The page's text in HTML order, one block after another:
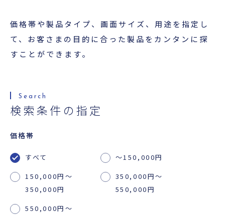
お問い合わせ
ニュース
超音波科学館
価格帯や製品タイプ、画面サイズ、用途を指定し
て、お客さまの目的に合った製品をカンタンに探
すことができます。
検索条件の指定
価格帯
すべて
〜150,000円
150,000円〜
350,000円
350,000円〜
550,000円
550,000円〜